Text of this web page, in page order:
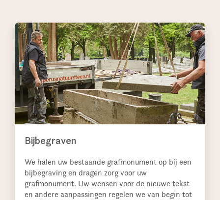
Bijbegraven
We halen uw bestaande grafmonument op bij een
bijbegraving en dragen zorg voor uw
grafmonument. Uw wensen voor de nieuwe tekst
en andere aanpassingen regelen we van begin tot